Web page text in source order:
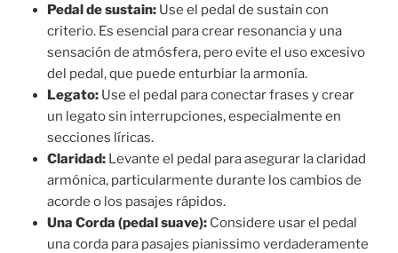
Pedal de sustain:Use el pedal de sustain con
criterio. Es esencial para crear resonancia y una
sensación de atmósfera, pero evite el uso excesivo
del pedal, que puede enturbiar la armonía.
Legato:Use el pedal para conectar frases y crear
un legato sin interrupciones, especialmente en
secciones líricas.
Claridad:Levante el pedal para asegurar la claridad
armónica, particularmente durante los cambios de
acorde o los pasajes rápidos.
Una Corda (pedal suave):Considere usar el pedal
una corda para pasajes pianissimo verdaderamente